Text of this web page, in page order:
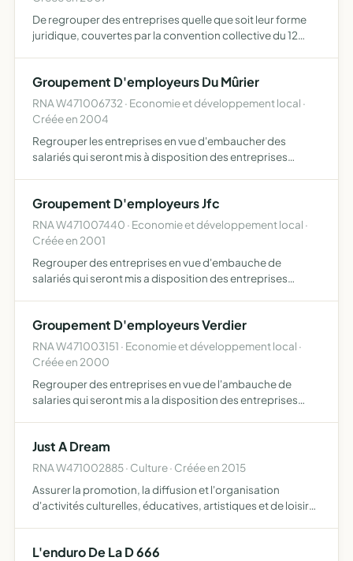
De regrouper des entreprises quelle que soit leur forme
juridique, couvertes par la convention collective du 12
Groupement D'employeurs Du Mûrier
RNA W471006732 · Economie et développement local ·
Créée en 2004
Regrouper les entreprises en vue d'embaucher des
salariés qui seront mis à disposition des entreprises
Groupement D'employeurs Jfc
RNA W471007440 · Economie et développement local ·
Créée en 2001
Regrouper des entreprises en vue d'embauche de
salariés qui seront mis a disposition des entreprises
Groupement D'employeurs Verdier
RNA W471003151 · Economie et développement local ·
Créée en 2000
Regrouper des entreprises en vue de l'ambauche de
salaries qui seront mis a la disposition des entreprises
Just A Dream
RNA W471002885 · Culture · Créée en 2015
Assurer la promotion, la diffusion et l'organisation
d'activités culturelles, éducatives, artistiques et de loisirs
L'enduro De La D 666